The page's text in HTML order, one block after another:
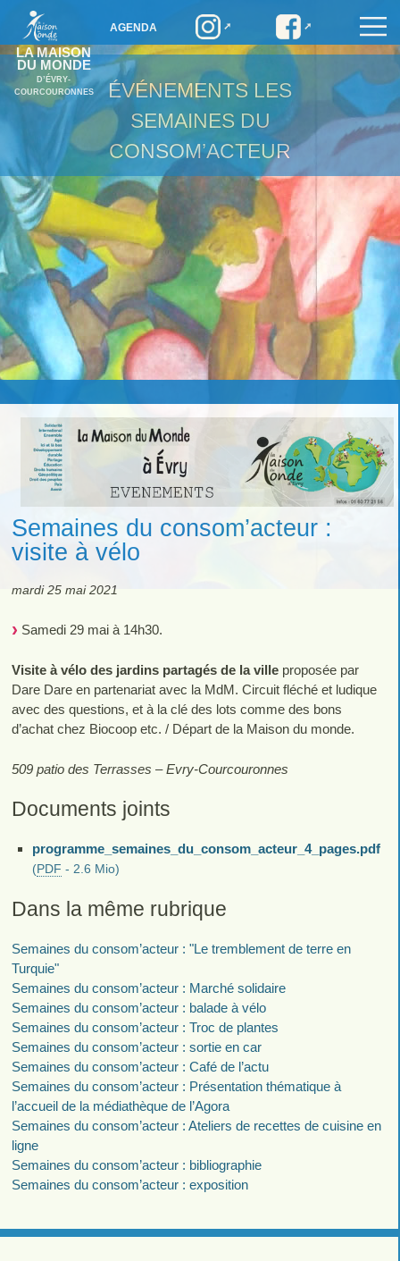
LA MAISON
DU MONDE
D’ÉVRY-
COURCOURONNES
AGENDA
ÉVÉNEMENTS LES
SEMAINES DU
CONSOM’ACTEUR
Semaines du consom’acteur :
visite à vélo
mardi 25 mai 2021
Samedi 29 mai à 14h30.
Visite à vélo des jardins partagés de la villeproposée par
Dare Dare en partenariat avec la MdM. Circuit fléché et ludique
avec des questions, et à la clé des lots comme des bons
d’achat chez Biocoop etc. / Départ de la Maison du monde.
509 patio des Terrasses – Evry-Courcouronnes
Documents joints
programme_semaines_du_consom_acteur_4_pages.pdf
(PDF - 2.6 Mio)
Dans la même rubrique
Semaines du consom’acteur : "Le tremblement de terre en
Turquie"
Semaines du consom’acteur : Marché solidaire
Semaines du consom’acteur : balade à vélo
Semaines du consom’acteur : Troc de plantes
Semaines du consom’acteur : sortie en car
Semaines du consom’acteur : Café de l’actu
Semaines du consom’acteur : Présentation thématique à
l’accueil de la médiathèque de l’Agora
Semaines du consom’acteur : Ateliers de recettes de cuisine en
ligne
Semaines du consom’acteur : bibliographie
Semaines du consom’acteur : exposition